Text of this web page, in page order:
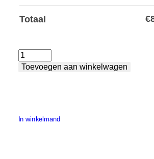
Totaal €
Lastafel
Premium
Toevoegen aan winkelwagen
In winkelmand